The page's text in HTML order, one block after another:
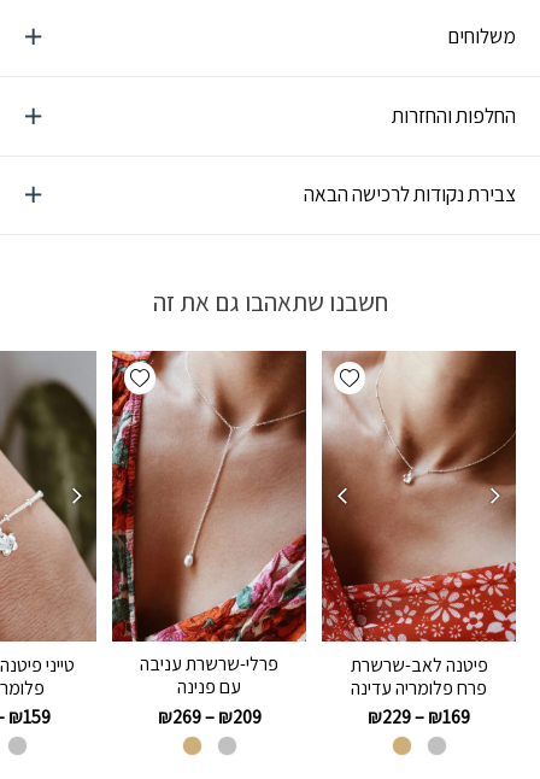
משלוחים
החלפות והחזרות
צבירת נקודות לרכישה הבאה
חשבנו שתאהבו גם את זה
Add wishlist
פיטנה לאב-שרשרת
פרח פלומריה עדינה
₪169
–
₪229
Add wishlist
פרלי-שרשרת עניבה
עם פנינה
₪209
–
₪269
טייני
₪159